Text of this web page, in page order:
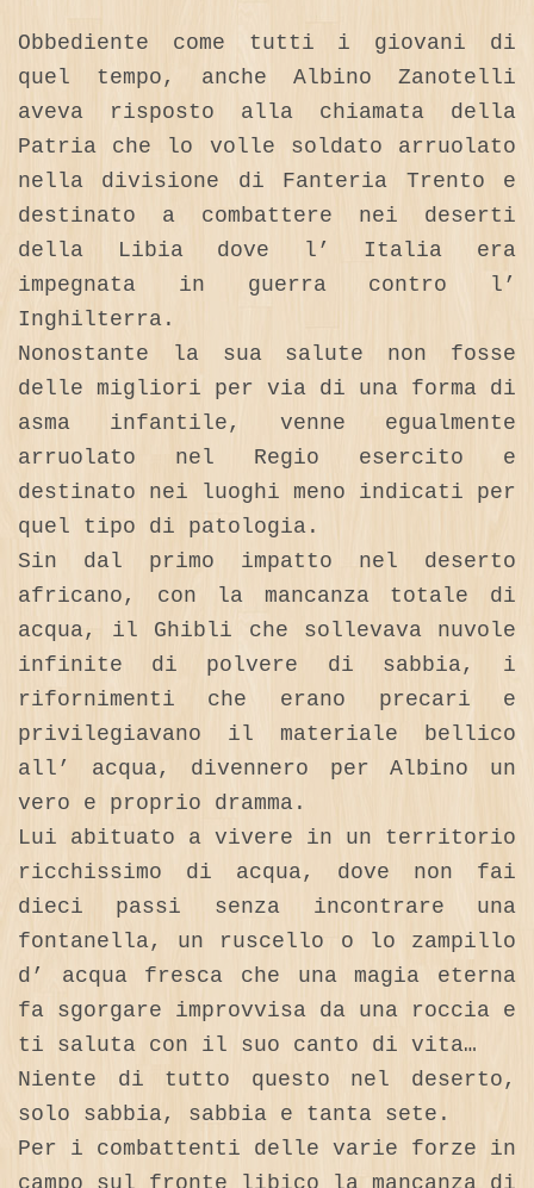
Obbediente come tutti i giovani di
quel tempo, anche Albino Zanotelli
aveva risposto alla chiamata della
Patria che lo volle soldato arruolato
nella divisione di Fanteria Trento e
destinato a combattere nei deserti
della Libia dove l’ Italia era
impegnata in guerra contro l’
Inghilterra.
Nonostante la sua salute non fosse
delle migliori per via di una forma di
asma infantile, venne egualmente
arruolato nel Regio esercito e
destinato nei luoghi meno indicati per
quel tipo di patologia.
Sin dal primo impatto nel deserto
africano, con la mancanza totale di
acqua, il Ghibli che sollevava nuvole
infinite di polvere di sabbia, i
rifornimenti che erano precari e
privilegiavano il materiale bellico
all’ acqua, divennero per Albino un
vero e proprio dramma.
Lui abituato a vivere in un territorio
ricchissimo di acqua, dove non fai
dieci passi senza incontrare una
fontanella, un ruscello o lo zampillo
d’ acqua fresca che una magia eterna
fa sgorgare improvvisa da una roccia e
ti saluta con il suo canto di vita…
Niente di tutto questo nel deserto,
solo sabbia, sabbia e tanta sete.
Per i combattenti delle varie forze in
campo sul fronte libico la mancanza di